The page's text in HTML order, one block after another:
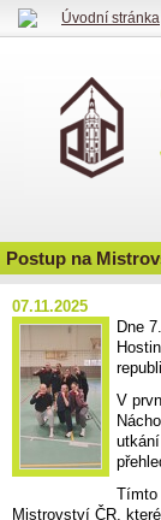
Postup na
07.11.2025
Dne
V
Tímto
Mistrovství ČR,
Úvodní stránka